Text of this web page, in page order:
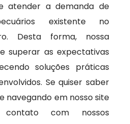
atender a demanda de
existente no
Desta forma, nossa
superar as expectativas
soluções práticas
Se quiser saber
navegando em nosso site
com nossos